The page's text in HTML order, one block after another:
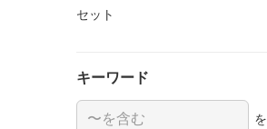
セット
キーワード